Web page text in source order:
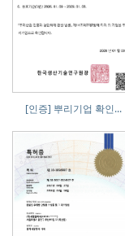
[인증] 뿌리기업 확인...